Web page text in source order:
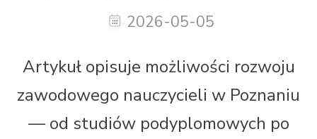
2026-05-05
Artykuł opisuje możliwości rozwoju
zawodowego nauczycieli w Poznaniu
— od studiów podyplomowych po